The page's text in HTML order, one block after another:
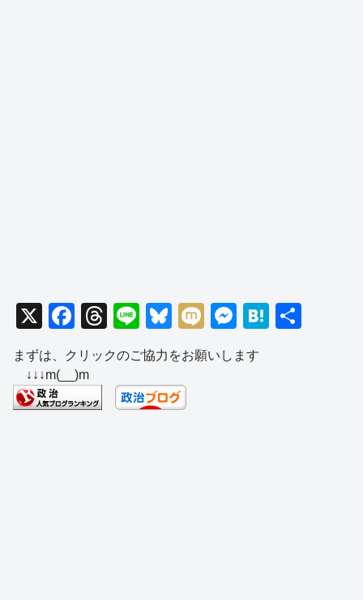
X
F
a
c
e
b
T
hr
e
a
d
Li
n
e
Bl
u
e
sk
y
M
ixi
M
e
ss
H
まずは、クリックのご協力をお願いします
↓↓↓m(__)m